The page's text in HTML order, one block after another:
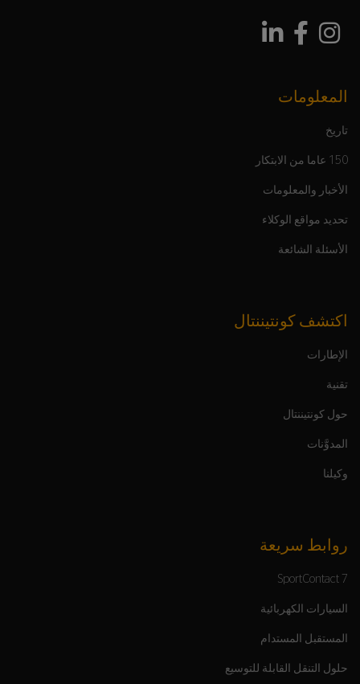
المعلومات
تاريخ
150 عاما من الابتكار
الأخبار والمعلومات
تحديد مواقع الوكلاء
الأسئلة الشائعة
اكتشف كونتيننتال
الإطارات
تقنية
حول كونتيننتال
المدوَّنات
وكيلنا
روابط سريعة
SportContact 7
السيارات الكهربائية
المستقبل المستدام
حلول التنقل القابلة للتوسيع